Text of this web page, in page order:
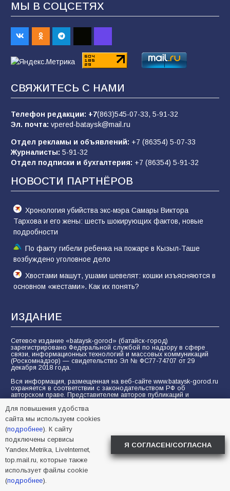
«Пургу нести — не поля переходить»: почему
заявления о мобилизации — это
пропагандистский вброс
83 01.08.2026
«Слухами Москву не возьмёшь»: почему
заявления Киева о мобилизации — это
79 02.08.2026
Батайские школьники стали частью
образовательного кластера
75 05.08.2026
МЫ В СОЦСЕТЯХ
СВЯЖИТЕСЬ С НАМИ
Телефон редакции: +7(863)545-07-33, 5-91-32
Эл. почта: vpered-bataysk@mail.ru
Отдел рекламы и объявлений: +7 (86354) 5-07-33
Журналисты: 5-91-32
Отдел подписки и бухгалтерия: +7 (86354) 5-91-32
НОВОСТИ ПАРТНЁРОВ
Хронология убийства экс-мэра Самары Виктора
Тархова и его жены: шесть шокирующих фактов, новые
подробности
По факту гибели ребенка на пожаре в Кызыл-Таше
возбуждено уголовное дело
Хвостами машут, ушами шевелят: кошки изъясняются в
основном «жестами». Как их понять?
ИЗДАНИЕ
Сетевое издание «bataysk-gorod» (батайск-город)
зарегистрировано Федеральной службой по надзору в сфере
связи, информационных технологий и массовых коммуникаций
(Роскомнадзор) — свидетельство Эл № ФС77-74707 от 29
декабря 2018 года.
Вся информация, размещенная на веб-сайте www.bataysk-gorod.ru
охраняется в соответствии с законодательством РФ об
авторском праве. Представителем авторов публикаций и
частичное воспроизведение материалов без гиперссылки на
www.bataysk-gorod.ru запрещается. Пользователи должны
соблюдать морально-этические нормы при отправке
комментариев, вопросов, предложений и при общении на
форуме.
Политика конфиденциальности и защиты информации
Согласие на обработку персональных данных с помощью
сервисов Yandex.Metrika, LiveInternet, top.mail.ru
Для повышения удобства
сайта мы используем cookies
(подробнее). К сайту
подключены сервисы
Yandex.Metrika, LiveInternet,
top.mail.ru, которые также
использует файлы cookie
(подробнее).
Я СОГЛАСЕН/СОГЛАСНА